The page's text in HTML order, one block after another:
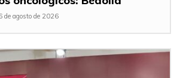
de agosto de 2026